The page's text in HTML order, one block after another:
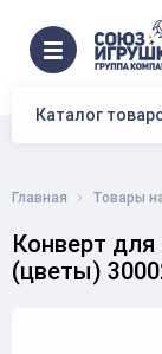
Каталог
Главная Товары
Конверт
(цветы)